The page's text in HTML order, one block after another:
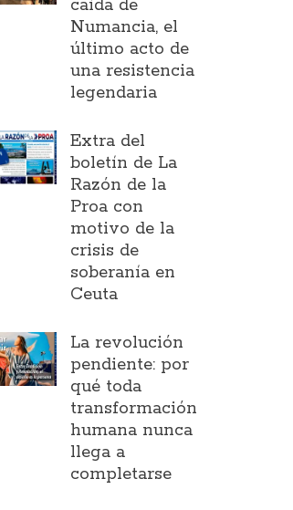
caída de
Numancia, el
último acto de
una resistencia
legendaria
Extra del
boletín de La
Razón de la
Proa con
motivo de la
crisis de
soberanía en
Ceuta
La revolución
pendiente: por
qué toda
transformación
humana nunca
llega a
completarse